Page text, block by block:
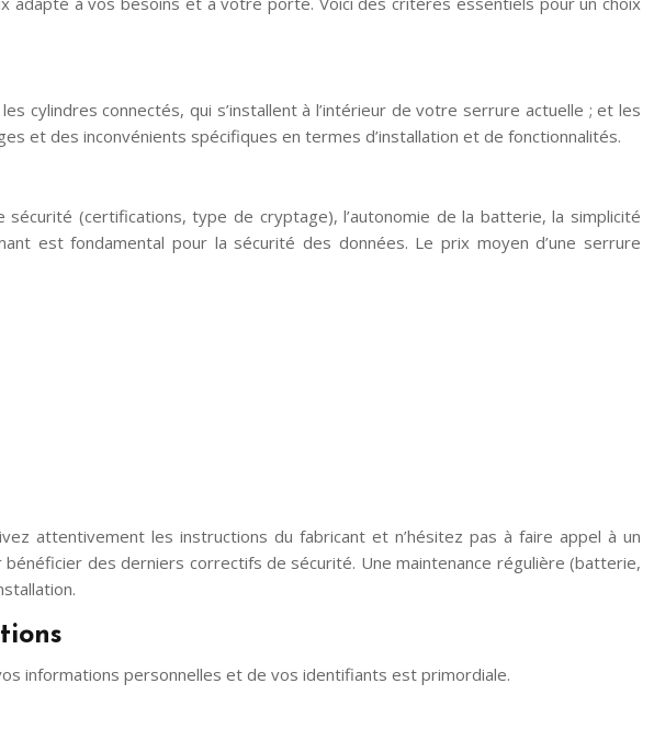
connectés, qui s’installent à l’intérieur de votre serrure actuelle ; et les
et des inconvénients spécifiques en termes d’installation et de fonctionnalités.
(certifications, type de cryptage), l’autonomie de la batterie, la simplicité
est fondamental pour la sécurité des données. Le prix moyen d’une serrure
attentivement les instructions du fabricant et n’hésitez pas à faire appel à un
des derniers correctifs de sécurité. Une maintenance régulière (batterie,
informations personnelles et de vos identifiants est primordiale.